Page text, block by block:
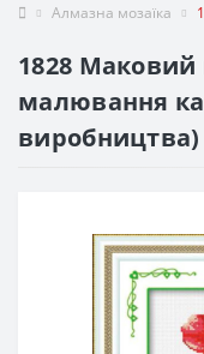
Алмазна мозаїка
1828 Маковий
малювання
виробництва)